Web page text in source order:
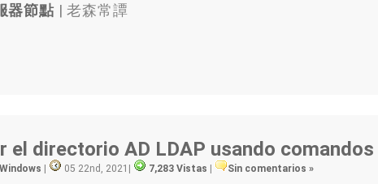
器節點 | 老森常譚
el directorio AD LDAP usando comandos
Windows 05 22nd, 2021 7,283 Vistas Sin comentarios »